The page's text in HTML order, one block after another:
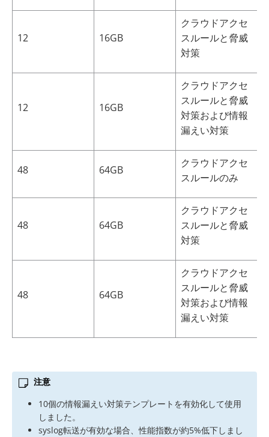
12 16GB
クラウドアクセ
スルールと脅威
対策
12 16GB
クラウドアクセ
スルールと脅威
対策および情報
漏えい対策
48 64GB
クラウドアクセ
スルールのみ
48 64GB
クラウドアクセ
スルールと脅威
対策
48 64GB
クラウドアクセ
スルールと脅威
対策および情報
漏えい対策
注意
10個の情報漏えい対策テンプレートを有効化して使用
しました。
syslog転送が有効な場合、性能指数が約5%低下しまし